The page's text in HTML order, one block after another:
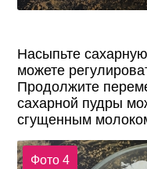
Насыпьте
можете
Продолжите
сахарной пудры
сгущенным
Фото 4